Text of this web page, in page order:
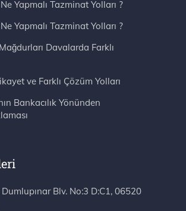
Yapmalı Tazminat Yolları ?
Yapmalı Tazminat Yolları ?
Davalarda Farklı
ve Farklı Çözüm Yolları
Bankacılık Yönünden
Blv. No:3 D:C1, 06520 Çankaya/Ankara